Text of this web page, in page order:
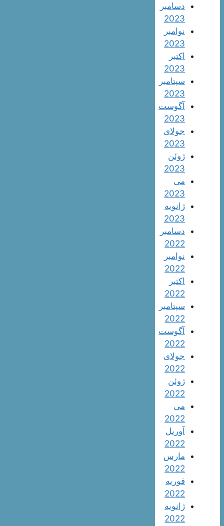
دسامبر
2023
نوامبر
2023
اکتبر
2023
سپتامبر
2023
آگوست
2023
جولای
2023
ژوئن
2023
می
2023
ژانویه
2023
دسامبر
2022
نوامبر
2022
اکتبر
2022
سپتامبر
2022
آگوست
2022
جولای
2022
ژوئن
2022
می
2022
آوریل
2022
مارس
2022
فوریه
2022
ژانویه
2022